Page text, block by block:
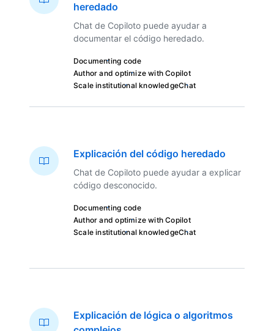
heredado
Chat de Copiloto puede ayudar a
documentar el código heredado.
Documenting code
Author and optimize with Copilot
Scale institutional knowledgeChat
Explicación del código heredado
Chat de Copiloto puede ayudar a explicar
código desconocido.
Documenting code
Author and optimize with Copilot
Scale institutional knowledgeChat
Explicación de lógica o algoritmos